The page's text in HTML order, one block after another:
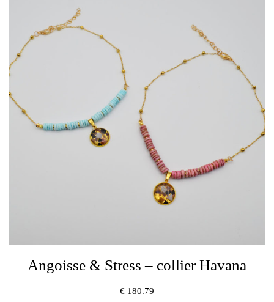
Angoisse & Stress – collier Havana
€ 180.79